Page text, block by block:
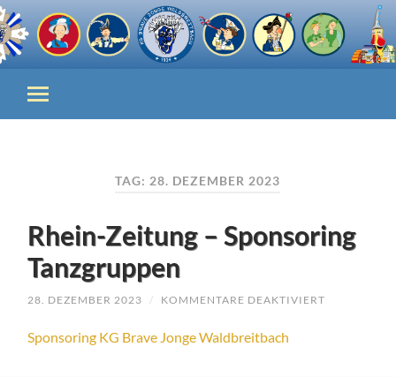
TAG: 28. DEZEMBER 2023
Rhein-Zeitung – Sponsoring
Tanzgruppen
28. DEZEMBER 2023 / KOMMENTARE DEAKTIVIERT
Sponsoring KG Brave Jonge Waldbreitbach